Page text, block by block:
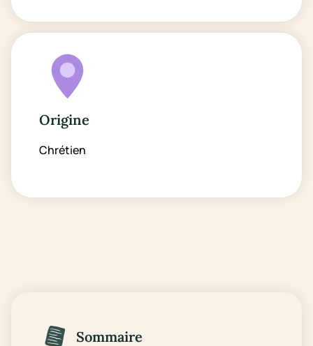
Origine
Chrétien
Sommaire